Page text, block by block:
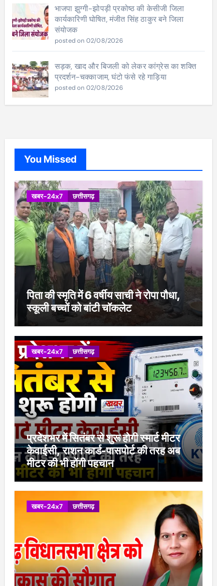
भाजपा झुग्गी-झोपड़ी प्रकोष्ठ की केसीजी जिला
कार्यकारिणी घोषित, मंजीत सिंह ठाकुर बने जिला
संयोजक
posted on 02/08/2026
सड़क, खाद और बिजली को लेकर कांग्रेस का शक्ति
प्रदर्शन-चक्काजाम, घंटो फंसे रहे गाड़िया
posted on 02/08/2026
You Missed
खबर-24x7 छत्तीसगढ़
पिता की स्मृति में 6 वर्षीय साची ने रोपा पौधा,
स्कूली बच्चों को बांटी चॉकलेट
खबर-24x7 छत्तीसगढ़
प्रदेशभर में सितंबर से शुरू होगी स्मार्ट मीटर
केवाईसी, राशन कार्ड-पासपोर्ट की तरह अब
मीटर की भी होंगी पहचान
खबर-24x7 छत्तीसगढ़